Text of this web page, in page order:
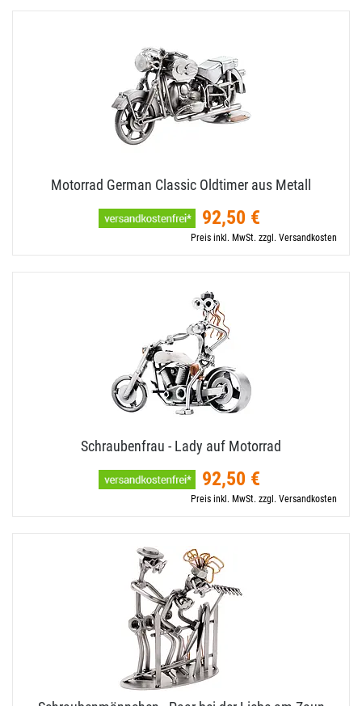
Motorrad German Classic Oldtimer aus Metall
92,50 €
Preis inkl. MwSt. zzgl. Versandkosten
Schraubenfrau - Lady auf Motorrad
92,50 €
Preis inkl. MwSt. zzgl. Versandkosten